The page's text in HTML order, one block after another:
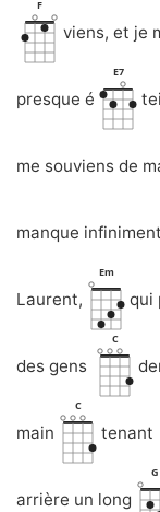
F
viens, et je
presque é
E7
me souviens de
manque infiniment
Laurent,
Em
qui
des gens
C
main
C
tenant
arrière un long
G